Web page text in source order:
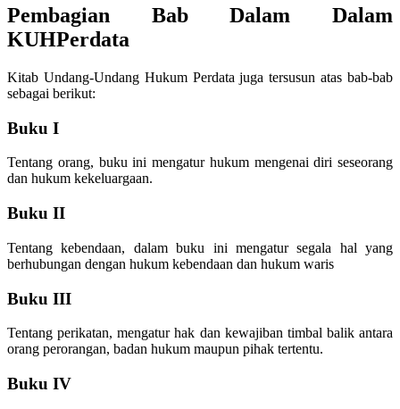
Pembagian Bab Dalam Dalam
KUHPerdata
Kitab Undang-Undang Hukum Perdata juga tersusun atas bab-bab
sebagai berikut:
Buku I
Tentang orang, buku ini mengatur hukum mengenai diri seseorang
dan hukum kekeluargaan.
Buku II
Tentang kebendaan, dalam buku ini mengatur segala hal yang
berhubungan dengan hukum kebendaan dan hukum waris
Buku III
Tentang perikatan, mengatur hak dan kewajiban timbal balik antara
orang perorangan, badan hukum maupun pihak tertentu.
Buku IV